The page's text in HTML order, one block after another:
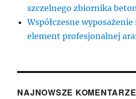
szczelnego zbiornika
Współczesne
element profesjonalnej
NAJNOWSZE KOMENTARZE